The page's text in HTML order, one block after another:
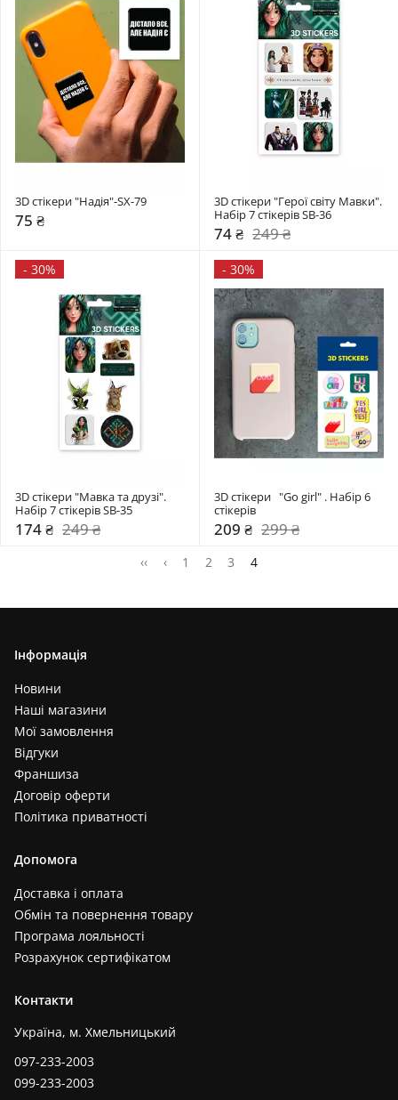
3D стікери "Надія"-SX-79
75 ₴
3D стікери "Герої світу Мавки".
Набір 7 стікерів SB-36
74 ₴ 249 ₴
- 30%
3D стікери "Мавка та друзі".
Набір 7 стікерів SB-35
174 ₴ 249 ₴
- 30%
3D стікери   "Go girl" . Набір 6
стікерів
209 ₴ 299 ₴
‹‹ ‹ 1 2 3 4
Інформація
Новини
Наші магазини
Мої замовлення
Відгуки
Франшиза
Договір оферти
Політика приватності
Допомога
Доставка і оплата
Обмін та повернення товару
Програма лояльності
Розрахунок сертифікатом
Контакти
Україна, м. Хмельницький
097-233-2003
099-233-2003